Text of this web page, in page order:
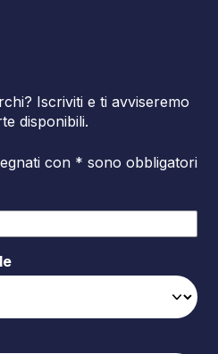
Iscriviti e ti avviseremo
disponibili.
con * sono obbligatori